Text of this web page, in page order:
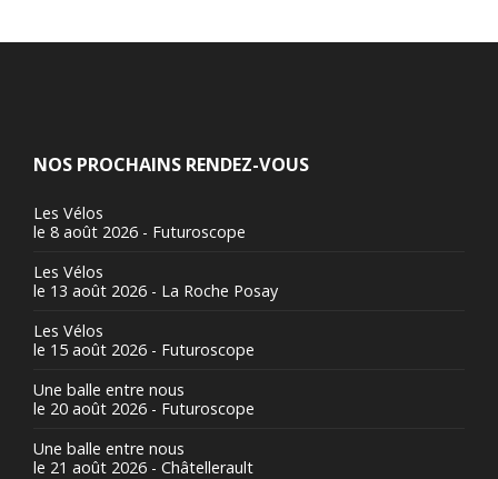
NOS PROCHAINS RENDEZ-VOUS
Les Vélos
le 8 août 2026 - Futuroscope
Les Vélos
le 13 août 2026 - La Roche Posay
Les Vélos
le 15 août 2026 - Futuroscope
Une balle entre nous
le 20 août 2026 - Futuroscope
Une balle entre nous
le 21 août 2026 - Châtellerault